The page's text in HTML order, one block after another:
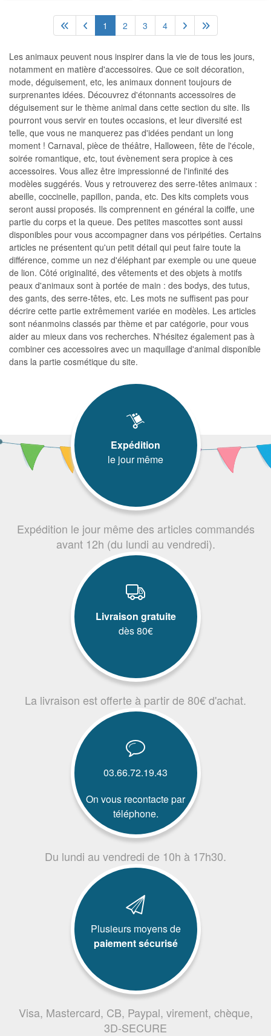
1 2 3 4
Les animaux peuvent nous inspirer dans la vie de tous les jours,
notamment en matière d'accessoires. Que ce soit décoration,
mode, déguisement, etc, les animaux donnent toujours de
surprenantes idées. Découvrez d'étonnants accessoires de
déguisement sur le thème animal dans cette section du site. Ils
pourront vous servir en toutes occasions, et leur diversité est
telle, que vous ne manquerez pas d'idées pendant un long
moment ! Carnaval, pièce de théâtre, Halloween, fête de l'école,
soirée romantique, etc, tout évènement sera propice à ces
accessoires. Vous allez être impressionné de l'infinité des
modèles suggérés. Vous y retrouverez des serre-têtes animaux :
abeille, coccinelle, papillon, panda, etc. Des kits complets vous
seront aussi proposés. Ils comprennent en général la coiffe, une
partie du corps et la queue. Des petites mascottes sont aussi
disponibles pour vous accompagner dans vos péripéties. Certains
articles ne présentent qu'un petit détail qui peut faire toute la
différence, comme un nez d'éléphant par exemple ou une queue
de lion. Côté originalité, des vêtements et des objets à motifs
peaux d'animaux sont à portée de main : des bodys, des tutus,
des gants, des serre-têtes, etc. Les mots ne suffisent pas pour
décrire cette partie extrêmement variée en modèles. Les articles
sont néanmoins classés par thème et par catégorie, pour vous
aider au mieux dans vos recherches. N'hésitez également pas à
combiner ces accessoires avec un maquillage d'animal disponible
dans la partie cosmétique du site.
Expédition
le jour même
Expédition le jour même des articles commandés
avant 12h (du lundi au vendredi).
Livraison gratuite
dès 80€
La livraison est offerte à partir de 80€ d'achat.
03.66.72.19.43
On vous recontacte par
téléphone.
Du lundi au vendredi de 10h à 17h30.
Plusieurs moyens de
paiement sécurisé
Visa, Mastercard, CB, Paypal, virement, chèque,
3D-SECURE